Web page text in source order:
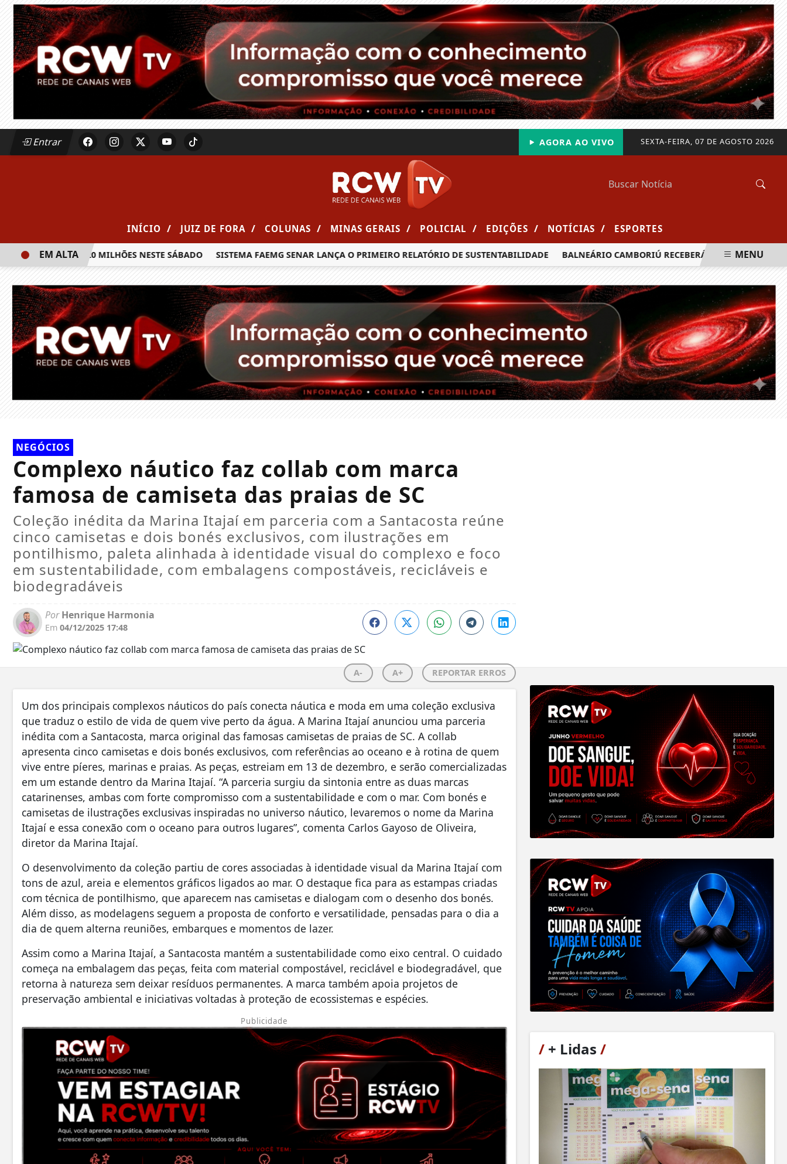
Entrar SEXTA-FEIRA, 07 DE AGOSTO 2026
AGORA AO VIVO
INÍCIO / JUIZ DE FORA / COLUNAS / MINAS GERAIS / POLICIAL / EDIÇÕES / NOTÍCIAS / ESPORTES
PRÊMIO DE R$ 20 MILHÕES NESTE SÁBADO SISTEMA FAEMG SENAR LANÇA O PRIMEIRO RELATÓRIO DE SUSTENTABILIDADE BALNEÁRIO CAMBORIÚ RECEBERÁ MAIS DE 120
EM ALTA MENU
NEGÓCIOS
Complexo náutico faz collab com marca
famosa de camiseta das praias de SC
Coleção inédita da Marina Itajaí em parceria com a Santacosta reúne
cinco camisetas e dois bonés exclusivos, com ilustrações em
pontilhismo, paleta alinhada à identidade visual do complexo e foco
em sustentabilidade, com embalagens compostáveis, recicláveis e
biodegradáveis
PorHenrique Harmonia
Em 04/12/2025 17:48
A- A+ REPORTAR ERROS
Um dos principais complexos náuticos do país conecta náutica e moda em uma coleção exclusiva
que traduz o estilo de vida de quem vive perto da água. A Marina Itajaí anunciou uma parceria
inédita com a Santacosta, marca original das famosas camisetas de praias de SC. A collab
apresenta cinco camisetas e dois bonés exclusivos, com referências ao oceano e à rotina de quem
vive entre píeres, marinas e praias. As peças, estreiam em 13 de dezembro, e serão comercializadas
em um estande dentro da Marina Itajaí. “A parceria surgiu da sintonia entre as duas marcas
catarinenses, ambas com forte compromisso com a sustentabilidade e com o mar. Com bonés e
camisetas de ilustrações exclusivas inspiradas no universo náutico, levaremos o nome da Marina
Itajaí e essa conexão com o oceano para outros lugares”, comenta Carlos Gayoso de Oliveira,
diretor da Marina Itajaí.
O desenvolvimento da coleção partiu de cores associadas à identidade visual da Marina Itajaí com
tons de azul, areia e elementos gráficos ligados ao mar. O destaque fica para as estampas criadas
com técnica de pontilhismo, que aparecem nas camisetas e dialogam com o desenho dos bonés.
Além disso, as modelagens seguem a proposta de conforto e versatilidade, pensadas para o dia a
dia de quem alterna reuniões, embarques e momentos de lazer.
Assim como a Marina Itajaí, a Santacosta mantém a sustentabilidade como eixo central. O cuidado
começa na embalagem das peças, feita com material compostável, reciclável e biodegradável, que
retorna à natureza sem deixar resíduos permanentes. A marca também apoia projetos de
preservação ambiental e iniciativas voltadas à proteção de ecossistemas e espécies.
Publicidade
/+ Lidas /